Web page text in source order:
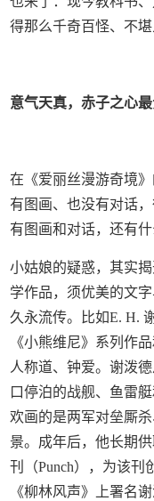
得那么千奇百怪、不堪
意气天真，赤子之心
在《爱丽丝漫游奇境
有图画、也没有对话
有图画和对话，还有
小姑娘的疑惑，其实
学作品，须优美的文
久永流传。比如E. H.
《小熊维尼》系列作
人称道、钟爱。谢泼
口停泊的战舰、鱼雷
欢画的是两军对垒厮
景。成年后，他长期
刊（Punch），为该刊
《柳林风声》上署名